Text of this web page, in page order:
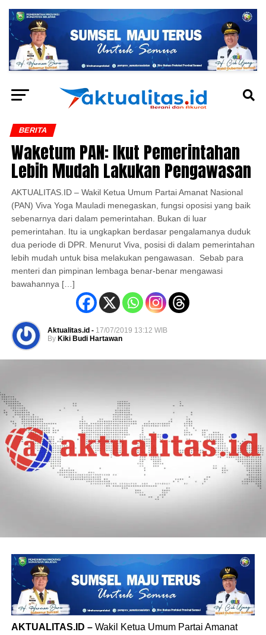
BERITA
Waketum PAN: Ikut Pemerintahan
Lebih Mudah Lakukan Pengawasan
AKTUALITAS.ID – Wakil Ketua Umum Partai Amanat Nasional
(PAN) Viva Yoga Mauladi menegaskan, fungsi oposisi yang baik
sebenarnya dari dalam pemerintahan. Bukan di luar
pemerintahan. Itu ia ungkapkan berdasar pengalamanya duduk
dua periode di DPR. Menurut Viva, posisi di dalam pemerintahan
lebih mudah untuk bisa melakukan pengawasan. Sebab para
menteri dan pimpinan lembaga benar-benar mengawasi
bawahannya […]
Aktualitas.id - 17/07/2019 13:12 WIB
By Kiki Budi Hartawan
AKTUALITAS.ID –Wakil Ketua Umum Partai Amanat